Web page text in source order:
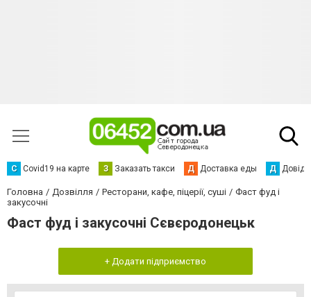
С Сovid19 на карте З Заказать такси Д Доставка еды Д
Головна Дозвілля Ресторани, кафе, піцерії, суші
Фаст фуд і
закусочні
Фаст фуд і закусочні Сєвєродонецьк
+ Додати підприємство